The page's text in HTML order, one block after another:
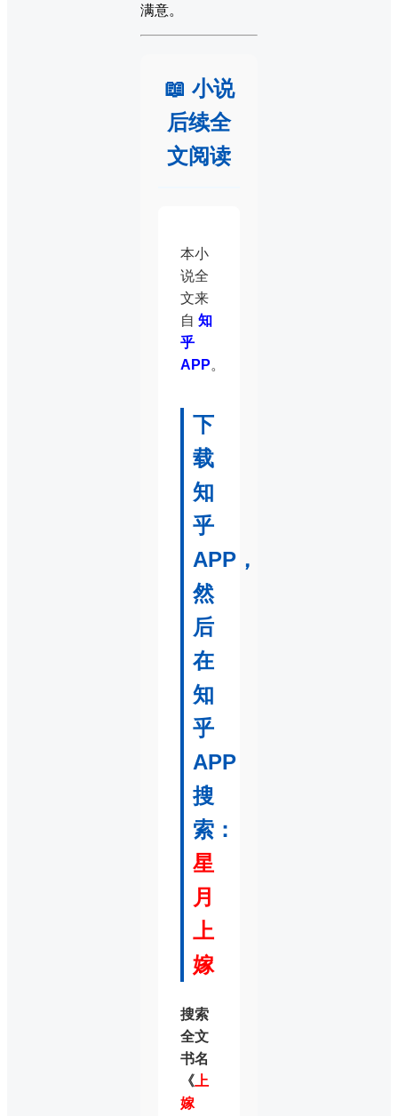
满意。
📖 小说
后续全
文阅读
本小
说全
文来
自 知
乎
APP。
下
载
知
乎
APP，
然
后
在
知
乎
APP
搜
索：
星
月
上
嫁
搜索
全文
书名
《 上
嫁